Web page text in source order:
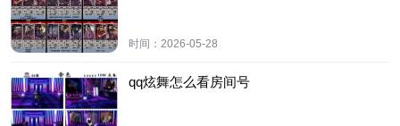
时间： 2026-05-28
qq炫舞怎么看房间号